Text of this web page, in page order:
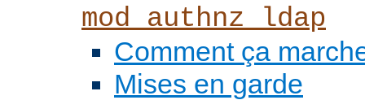
mod_authnz_ldap
Comment ça
Mises en garde